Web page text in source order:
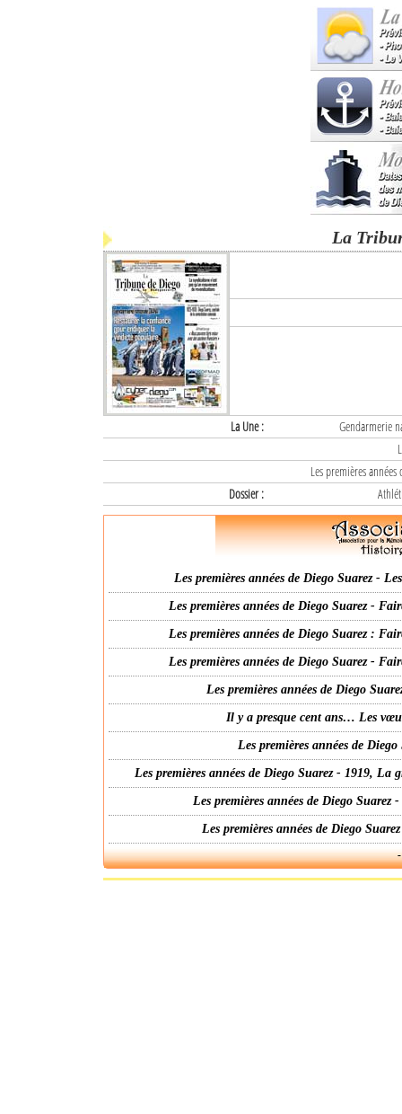
La
La Une :
Gendarmerie
Les premières
Dossier :
Les premières années de Diego Suarez -
Les premières années de Diego Suarez -
Les premières années de Diego Suarez :
Les premières années de Diego Suarez -
Les premières années de Diego
Il y a presque cent ans… Les
Les premières années de
Les premières années de Diego Suarez - 1919,
Les premières années de Diego
Les premières années de Diego